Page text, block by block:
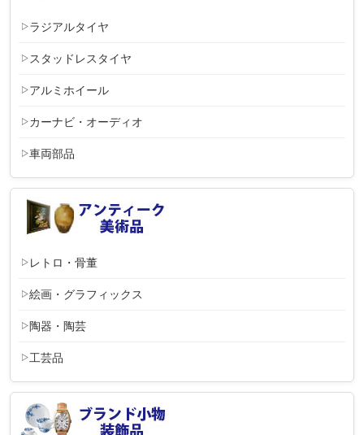
ラジアルタイヤ
スタッドレスタイヤ
アルミホイール
カーナビ・オーディオ
車両部品
レトロ・骨董
絵画・グラフィックス
陶器・陶芸
工芸品